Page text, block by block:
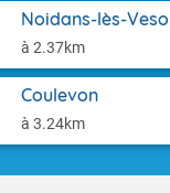
Noidans-lès-
à 2.37km
Coulevon
à 3.24km
sur
voilé sur
littoral
vers le
le ciel